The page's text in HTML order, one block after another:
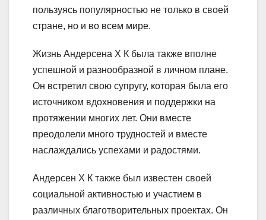
пользуясь популярностью не только в своей
стране, но и во всем мире.
Жизнь Андерсена Х К была также вполне
успешной и разнообразной в личном плане.
Он встретил свою супругу, которая была его
источником вдохновения и поддержки на
протяжении многих лет. Они вместе
преодолели много трудностей и вместе
наслаждались успехами и радостями.
Андерсен Х К также был известен своей
социальной активностью и участием в
различных благотворительных проектах. Он